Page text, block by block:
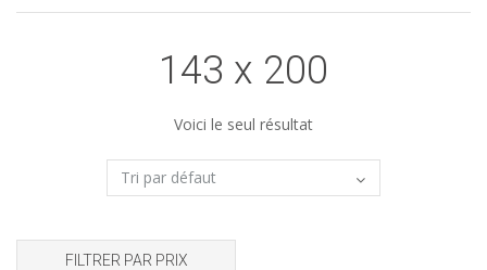
143 x 200
Voici le seul résultat
FILTRER PAR PRIX